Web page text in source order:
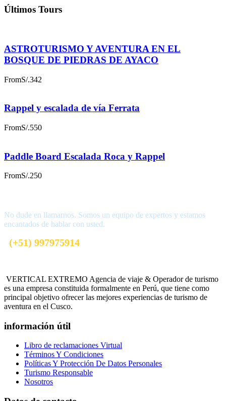
Últimos Tours
ASTROTURISMO Y AVENTURA EN EL
BOSQUE DE PIEDRAS DE AYACO
FromS/.342
Rappel y escalada de vía Ferrata
FromS/.550
Paddle Board Escalada Roca y Rappel
FromS/.250
No dude en llamarnos. Somos un equipo de expertos y estamos
encantados de hablar con usted.
(+51) 997975914
VERTICAL EXTREMO Agencia de viaje & Operador de turismo
es una empresa constituida formalmente en Perú, que tiene como
principal objetivo ofrecer las mejores experiencias de turismo de
aventura en el Cusco.
información útil
Libro de reclamaciones Virtual
Términos Y Condiciones
Políticas Y Protección De Datos Personales
Turismo Responsable
Nosotros